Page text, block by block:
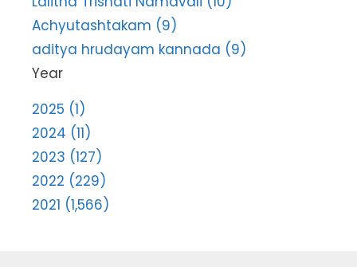
Achyutashtakam (9)
aditya hrudayam kannada (9)
Year
2025 (1)
2024 (11)
2023 (127)
2022 (229)
2021 (1,566)